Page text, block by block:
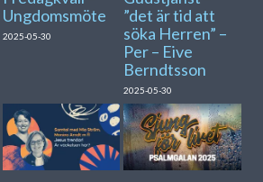
Ungdomsmöte
2025-05-30
”det är tid att
söka Herren” –
Per – Eive
Berndtsson
2025-05-30